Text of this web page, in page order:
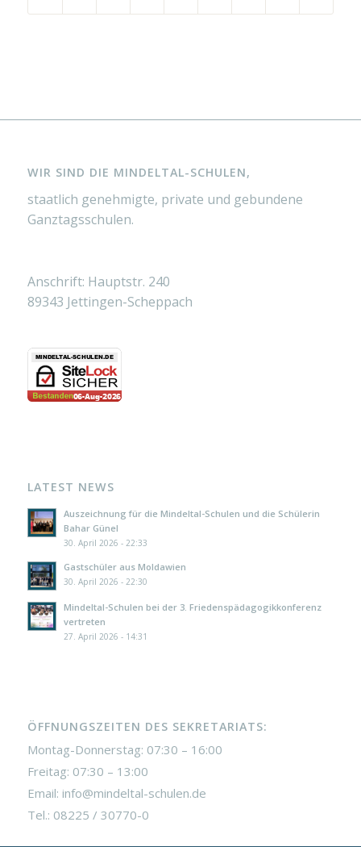
WIR SIND DIE MINDELTAL-SCHULEN,
staatlich genehmigte, private und gebundene
Ganztagsschulen.
Anschrift: Hauptstr. 240
89343 Jettingen-Scheppach
LATEST NEWS
Auszeichnung für die Mindeltal-Schulen und die Schülerin
Bahar Günel
30. April 2026 - 22:33
Gastschüler aus Moldawien
30. April 2026 - 22:30
Mindeltal-Schulen bei der 3. Friedenspädagogikkonferenz
vertreten
27. April 2026 - 14:31
ÖFFNUNGSZEITEN DES SEKRETARIATS:
Montag-Donnerstag: 07:30 – 16:00
Freitag: 07:30 – 13:00
Email: info@mindeltal-schulen.de
Tel.: 08225 / 30770-0